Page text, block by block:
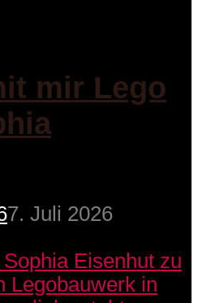
mir Lego
7. Juli 2026